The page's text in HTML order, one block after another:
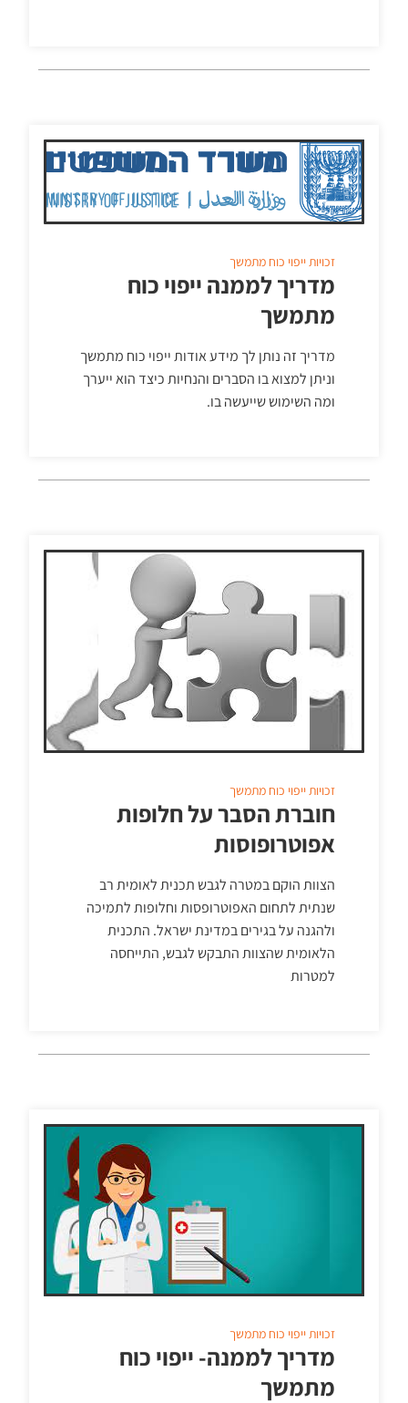
זכויות ייפוי כוח מתמשך
מדריך לממנה ייפוי כוח
מתמשך
מדריך זה נותן לך מידע אודות ייפוי כוח מתמשך
וניתן למצוא בו הסברים והנחיות כיצד הוא ייערך
ומה השימוש שייעשה בו.
זכויות ייפוי כוח מתמשך
חוברת הסבר על חלופות
אפוטרופוסות
הצוות הוקם במטרה לגבש תכנית לאומית רב
שנתית לתחום האפוטרופסות וחלופות לתמיכה
ולהגנה על בגירים במדינת ישראל. התכנית
הלאומית שהצוות התבקש לגבש, התייחסה
למטרות
זכויות ייפוי כוח מתמשך
מדריך לממנה- ייפוי כוח
מתמשך